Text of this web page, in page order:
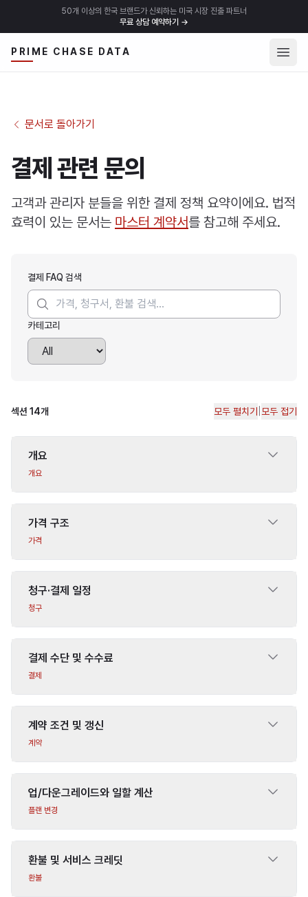
50개 이상의 한국 브랜드가 신뢰하는 미국 시장 진출 파트너
무료 상담 예약하기 →
PRIME CHASE DATA 메뉴
문서로 돌아가기
결제 관련 문의
고객과 관리자 분들을 위한 결제 정책 요약이에요. 법적
효력이 있는 문서는 마스터 계약서를 참고해 주세요.
결제 FAQ 검색
카테고리
섹션 14개 모두 펼치기 모두 접기
개요
개요
가격 구조
가격
청구·결제 일정
청구
결제 수단 및 수수료
결제
계약 조건 및 갱신
계약
업/다운그레이드와 일할 계산
플랜 변경
환불 및 서비스 크레딧
환불